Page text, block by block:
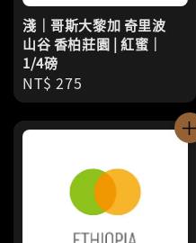
淺｜哥斯大黎加 奇里波
山谷 香柏莊園 | 紅蜜｜
1/4磅
Regular
price
NT$ 275